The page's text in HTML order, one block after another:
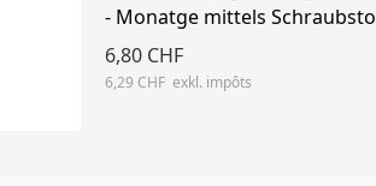
- Monatge mittels
6,80 CHF
6,29 CHF